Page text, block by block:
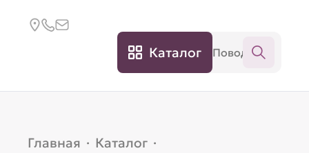
Каталог
Главная · Каталог ·